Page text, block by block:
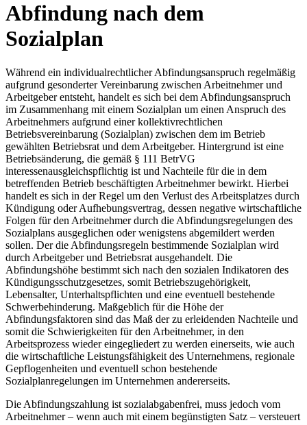
Abfindung nach dem
Sozialplan
Während ein individualrechtlicher Abfindungsanspruch regelmäßig
aufgrund gesonderter Vereinbarung zwischen Arbeitnehmer und
Arbeitgeber entsteht, handelt es sich bei dem Abfindungsanspruch
im Zusammenhang mit einem Sozialplan um einen Anspruch des
Arbeitnehmers aufgrund einer kollektivrechtlichen
Betriebsvereinbarung (Sozialplan) zwischen dem im Betrieb
gewählten Betriebsrat und dem Arbeitgeber. Hintergrund ist eine
Betriebsänderung, die gemäß § 111 BetrVG
interessenausgleichspflichtig ist und Nachteile für die in dem
betreffenden Betrieb beschäftigten Arbeitnehmer bewirkt. Hierbei
handelt es sich in der Regel um den Verlust des Arbeitsplatzes durch
Kündigung oder Aufhebungsvertrag, dessen negative wirtschaftliche
Folgen für den Arbeitnehmer durch die Abfindungsregelungen des
Sozialplans ausgeglichen oder wenigstens abgemildert werden
sollen. Der die Abfindungsregeln bestimmende Sozialplan wird
durch Arbeitgeber und Betriebsrat ausgehandelt. Die
Abfindungshöhe bestimmt sich nach den sozialen Indikatoren des
Kündigungsschutzgesetzes, somit Betriebszugehörigkeit,
Lebensalter, Unterhaltspflichten und eine eventuell bestehende
Schwerbehinderung. Maßgeblich für die Höhe der
Abfindungsfaktoren sind das Maß der zu erleidenden Nachteile und
somit die Schwierigkeiten für den Arbeitnehmer, in den
Arbeitsprozess wieder eingegliedert zu werden einerseits, wie auch
die wirtschaftliche Leistungsfähigkeit des Unternehmens, regionale
Gepflogenheiten und eventuell schon bestehende
Sozialplanregelungen im Unternehmen andererseits.
Die Abfindungszahlung ist sozialabgabenfrei, muss jedoch vom
Arbeitnehmer – wenn auch mit einem begünstigten Satz – versteuert